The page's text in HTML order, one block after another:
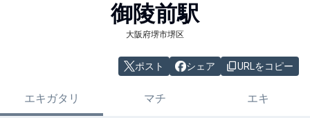
御陵前駅
大阪府堺市堺区
ポスト シェア URLをコピー
エキガタリ マチ エキ